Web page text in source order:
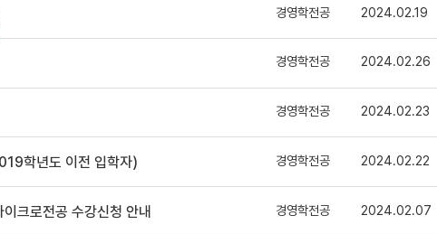
경영학전공 2024.02.19
경영학전공 2024.02.26
경영학전공 2024.02.23
학년도 이전 입학자) 경영학전공 2024.02.22
크로전공 수강신청 안내 경영학전공 2024.02.07